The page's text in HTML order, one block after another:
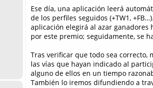
Ese día, una aplicación leerá
de los perfiles seguidos (+TW1,
aplicación elegirá al azar
por este premio; seguidamente, se
Tras verificar que todo sea correcto,
las vías que hayan indicado al
alguno de ellos en un tiempo
También lo iremos difundiendo a